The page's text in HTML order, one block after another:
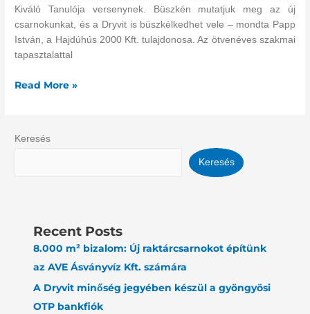
Kiváló Tanulója versenynek. Büszkén mutatjuk meg az új
csarnokunkat, és a Dryvit is büszkélkedhet vele – mondta Papp
István, a Hajdúhús 2000 Kft. tulajdonosa. Az ötvenéves szakmai
tapasztalattal
Read More »
Keresés
Keresés
Recent Posts
8.000 m² bizalom: Új raktárcsarnokot építünk
az AVE Ásványvíz Kft. számára
A Dryvit minőség jegyében készül a gyöngyösi
OTP bankfiók